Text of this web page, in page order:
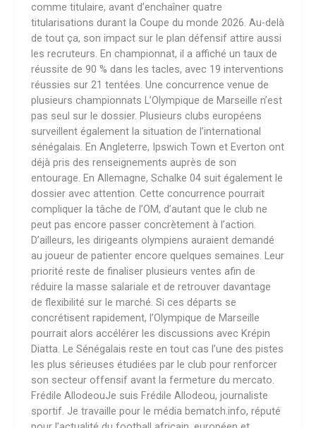
comme titulaire, avant d’enchaîner quatre
titularisations durant la Coupe du monde 2026. Au-delà
de tout ça, son impact sur le plan défensif attire aussi
les recruteurs. En championnat, il a affiché un taux de
réussite de 90 % dans les tacles, avec 19 interventions
réussies sur 21 tentées. Une concurrence venue de
plusieurs championnats L’Olympique de Marseille n’est
pas seul sur le dossier. Plusieurs clubs européens
surveillent également la situation de l’international
sénégalais. En Angleterre, Ipswich Town et Everton ont
déjà pris des renseignements auprès de son
entourage. En Allemagne, Schalke 04 suit également le
dossier avec attention. Cette concurrence pourrait
compliquer la tâche de l’OM, d’autant que le club ne
peut pas encore passer concrètement à l’action.
D’ailleurs, les dirigeants olympiens auraient demandé
au joueur de patienter encore quelques semaines. Leur
priorité reste de finaliser plusieurs ventes afin de
réduire la masse salariale et de retrouver davantage
de flexibilité sur le marché. Si ces départs se
concrétisent rapidement, l’Olympique de Marseille
pourrait alors accélérer les discussions avec Krépin
Diatta. Le Sénégalais reste en tout cas l’une des pistes
les plus sérieuses étudiées par le club pour renforcer
son secteur offensif avant la fermeture du mercato.
Frédile AllodeouJe suis Frédile Allodeou, journaliste
sportif. Je travaille pour le média bematch.info, réputé